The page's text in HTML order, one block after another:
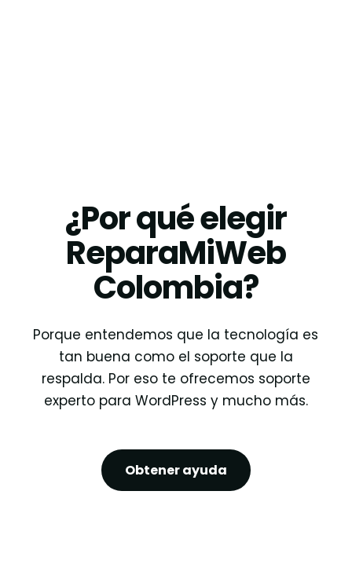
¿Por qué elegir
ReparaMiWeb
Colombia?
Porque entendemos que la tecnología es
tan buena como el soporte que la
respalda. Por eso te ofrecemos soporte
experto para WordPress y mucho más.
Obtener ayuda